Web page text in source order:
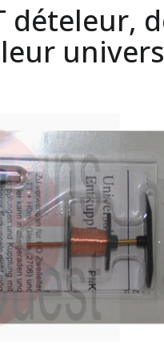
dételeur,